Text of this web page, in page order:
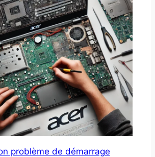
problème de démarrage